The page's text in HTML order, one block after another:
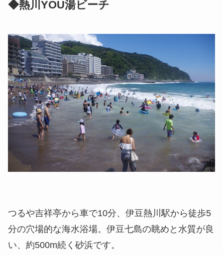
◆熱川YOU湯ビーチ
つるや吉祥亭から車で10分、伊豆熱川駅から徒歩5
分の穴場的な海水浴場。伊豆七島の眺めと水質が良
い、約500m続く砂浜です。